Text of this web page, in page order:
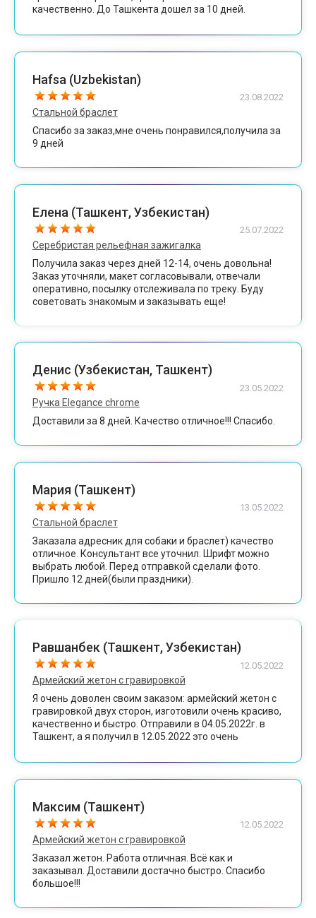
качественно. До Ташкента дошел за 10 дней.
Hafsa (Uzbekistan)
23.08.2022
Стальной браслет
Спасибо за заказ,мне очень понравился,получила за
9 дней
Елена (Ташкент, Узбекистан)
25.07.2022
Серебристая рельефная зажигалка
Получила заказ через дней 12-14, очень довольна!
Заказ уточняли, макет согласовывали, отвечали
оперативно, посылку отслеживала по треку. Буду
советовать знакомым и заказывать еще!
Денис (Узбекистан, Ташкент)
23.05.2022
Ручка Elegance chrome
Доставили за 8 дней. Качество отличное!!! Спасибо.
Мария (Ташкент)
13.05.2022
Стальной браслет
Заказала адресник для собаки и браслет) качество
отличное. Консультант все уточнил. Шрифт можно
выбрать любой. Перед отправкой сделали фото.
Пришло 12 дней(были праздники).
Равшанбек (Ташкент, Узбекистан)
12.05.2022
Армейский жетон с гравировкой
Я очень доволен своим заказом: армейский жетон с
гравировкой двух сторон, изготовили очень красиво,
качественно и быстро. Отправили в 04.05.2022г. в
Ташкент, а я получил в 12.05.2022 это очень
организаторам!
Максим (Ташкент)
12.05.2022
Армейский жетон с гравировкой
Заказал жетон. Работа отличная. Всё как и
заказывал. Доставили достачно быстро. Спасибо
большое!!!